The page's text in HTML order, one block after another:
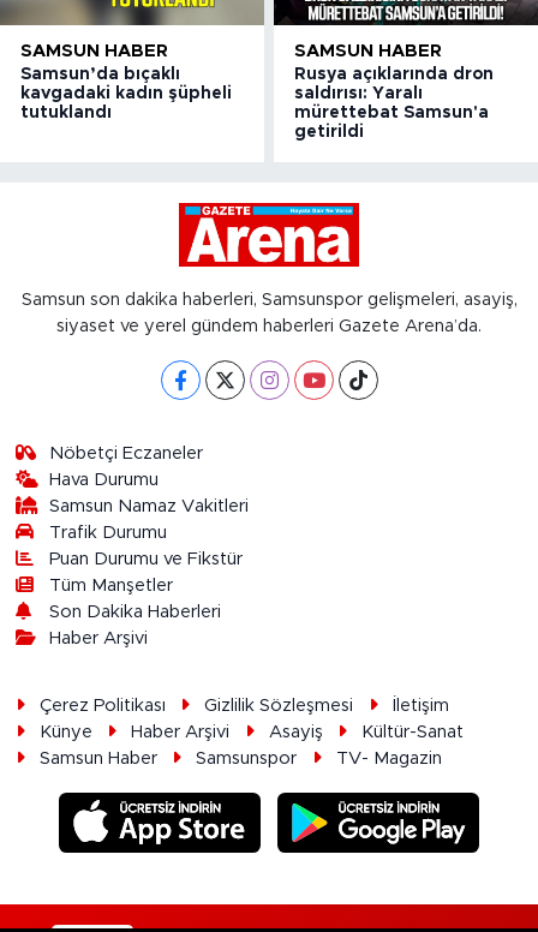
SAMSUN HABER
Samsun’da bıçaklı
kavgadaki kadın şüpheli
tutuklandı
SAMSUN HABER
Rusya açıklarında dron
saldırısı: Yaralı
mürettebat Samsun'a
getirildi
Samsun son dakika haberleri, Samsunspor gelişmeleri, asayiş,
siyaset ve yerel gündem haberleri Gazete Arena’da.
Nöbetçi Eczaneler
Hava Durumu
Samsun Namaz Vakitleri
Trafik Durumu
Puan Durumu ve Fikstür
Tüm Manşetler
Son Dakika Haberleri
Haber Arşivi
Çerez Politikası Gizlilik Sözleşmesi
İletişim
Künye
Haber Arşivi Asayiş
Kültür-Sanat
Samsun Haber
Samsunspor TV- Magazin